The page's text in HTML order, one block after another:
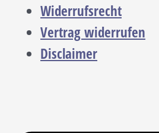
Widerrufsrecht
Vertrag widerrufen
Disclaimer